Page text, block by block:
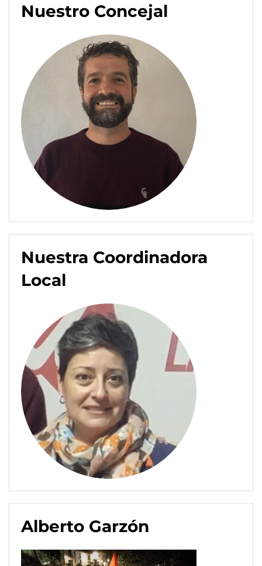
Nuestro Concejal
Nuestra Coordinadora
Local
Alberto Garzón